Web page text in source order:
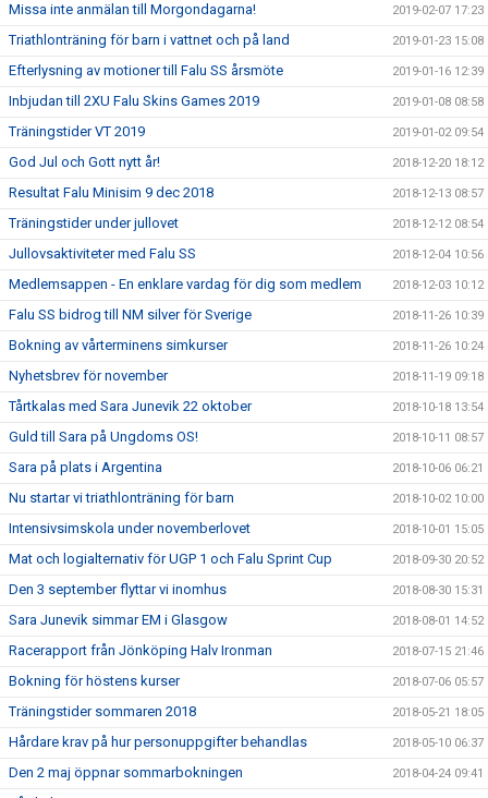
Missa inte anmälan till Morgondagarna! 2019-02-07 17:23
Triathlonträning för barn i vattnet och på land 2019-01-23 15:08
Efterlysning av motioner till Falu SS årsmöte 2019-01-16 12:39
Inbjudan till 2XU Falu Skins Games 2019 2019-01-08 08:58
Träningstider VT 2019 2019-01-02 09:54
God Jul och Gott nytt år! 2018-12-20 18:12
Resultat Falu Minisim 9 dec 2018 2018-12-13 08:57
Träningstider under jullovet 2018-12-12 08:54
Jullovsaktiviteter med Falu SS 2018-12-04 10:56
Medlemsappen - En enklare vardag för dig som medlem 2018-12-03 10:12
Falu SS bidrog till NM silver för Sverige 2018-11-26 10:39
Bokning av vårterminens simkurser 2018-11-26 10:24
Nyhetsbrev för november 2018-11-19 09:18
Tårtkalas med Sara Junevik 22 oktober 2018-10-18 13:54
Guld till Sara på Ungdoms OS! 2018-10-11 08:57
Sara på plats i Argentina 2018-10-06 06:21
Nu startar vi triathlonträning för barn 2018-10-02 10:00
Intensivsimskola under novemberlovet 2018-10-01 15:05
Mat och logialternativ för UGP 1 och Falu Sprint Cup 2018-09-30 20:52
Den 3 september flyttar vi inomhus 2018-08-30 15:31
Sara Junevik simmar EM i Glasgow 2018-08-01 14:52
Racerapport från Jönköping Halv Ironman 2018-07-15 21:46
Bokning för höstens kurser 2018-07-06 05:57
Träningstider sommaren 2018 2018-05-21 18:05
Hårdare krav på hur personuppgifter behandlas 2018-05-10 06:37
Den 2 maj öppnar sommarbokningen 2018-04-24 09:41